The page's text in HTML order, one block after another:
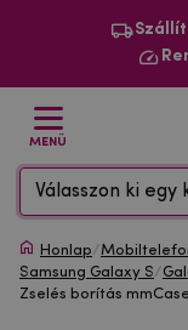
MENÜ
Válasszon ki
Honlap/
Samsung Galaxy S/
Zselés borítás